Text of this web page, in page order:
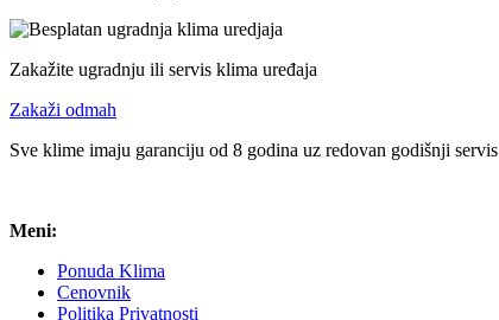
Zakažite ugradnju ili servis klima uređaja
Zakaži odmah
Sve klime imaju garanciju od 8 godina uz redovan godišnji servis
Meni:
Ponuda Klima
Cenovnik
Politika Privatnosti